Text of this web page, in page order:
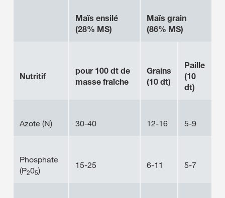
Maïs ensilé
(28% MS)
Maïs grain
(86% MS)
Nutritif
pour 100 dt de
masse fraîche
Grains
(10 dt)
Paille
(10
dt)
Azote (N) 30-40 12-16 5-9
Phosphate
(P205)
15-25 6-11 5-7